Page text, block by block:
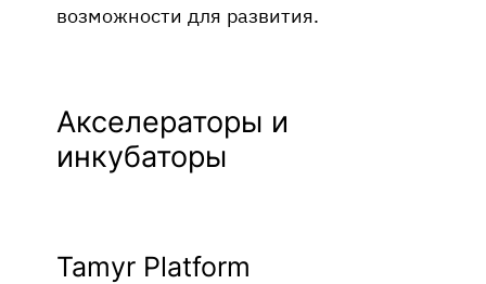
возможности для развития.
Акселераторы и
инкубаторы
Tamyr Platform